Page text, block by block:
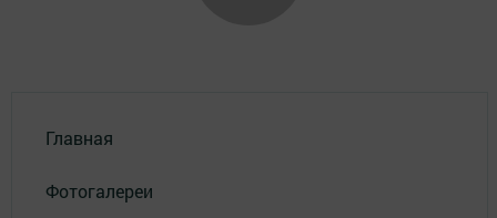
Главная
Фотогалереи